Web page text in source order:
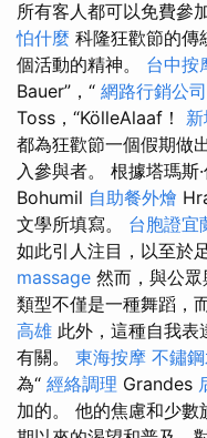
所有客人都可以免費參
怕什麼 科隆狂歡節的傳
個活動的精神。 台中按
Bauer”，“ 網路行銷公司
Toss，“KölleAlaaf！
都為狂歡節一個假期做
入參與者。 根據塔瑪斯
Bohumil 自助餐外燴
文學所填寫。 台胞證宜
如此引人注目，以至於
massage 然而，與公
類型不僅是一種舞蹈，
高雄 此外，這種自我表
有關。 東海按摩 不鏽
為“ 經絡調理 Grandes
加的。 他的焦慮和少